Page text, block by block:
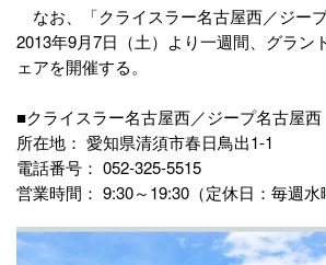
なお、「クライスラー名古屋西／ジープ
2013年9月7日（土）より一週間、グラン
ェアを開催する。
■クライスラー名古屋西／ジープ名古屋西
所在地： 愛知県清須市春日鳥出1-1
電話番号： 052-325-5515
営業時間： 9:30～19:30（定休日：毎週水